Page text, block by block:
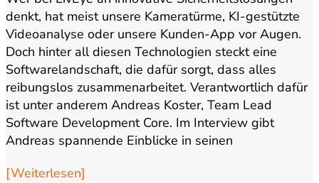
denkt, hat meist unsere Kameratürme, KI-gestützte
Videoanalyse oder unsere Kunden-App vor Augen.
Doch hinter all diesen Technologien steckt eine
Softwarelandschaft, die dafür sorgt, dass alles
reibungslos zusammenarbeitet. Verantwortlich dafür
ist unter anderem Andreas Koster, Team Lead
Software Development Core. Im Interview gibt
Andreas spannende Einblicke in seinen
[Weiterlesen]